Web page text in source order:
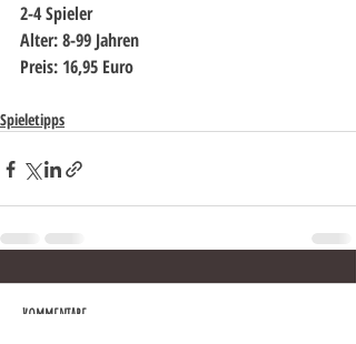
2-4 Spieler
Alter: 8-99 Jahren
Preis: 16,95 Euro
Spieletipps
Kommentare